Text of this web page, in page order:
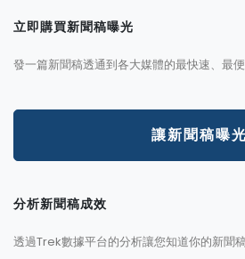
立即購買新聞稿曝光
發一篇新聞稿透通到各大媒體的最快速、最便
讓新聞稿曝光
分析新聞稿成效
透過Trek數據平台的分析讓您知道你的新聞